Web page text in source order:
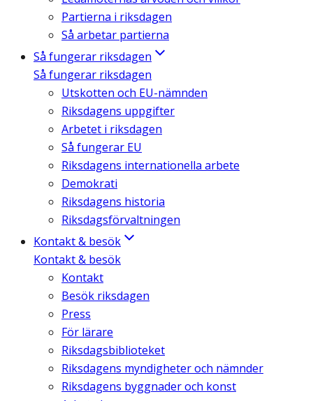
Partierna i riksdagen
Så arbetar partierna
Så fungerar riksdagen
Så fungerar riksdagen
Utskotten och EU-nämnden
Riksdagens uppgifter
Arbetet i riksdagen
Så fungerar EU
Riksdagens internationella arbete
Demokrati
Riksdagens historia
Riksdagsförvaltningen
Kontakt & besök
Kontakt & besök
Kontakt
Besök riksdagen
Press
För lärare
Riksdagsbiblioteket
Riksdagens myndigheter och nämnder
Riksdagens byggnader och konst